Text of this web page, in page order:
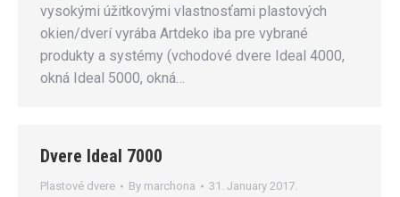
vysokými úžitkovými vlastnosťami plastových
okien/dverí vyrába Artdeko iba pre vybrané
produkty a systémy (vchodové dvere Ideal 4000,
okná Ideal 5000, okná…
Dvere Ideal 7000
Plastové dvere By marchona 31. January 2017.